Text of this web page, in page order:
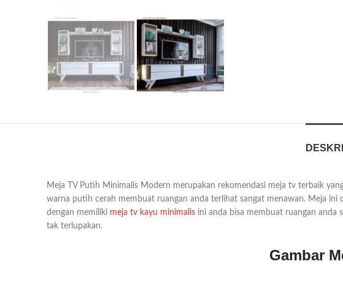
Meja TV Putih Minimalis Modern merupakan rekomendasi meja tv terbaik
warna putih cerah membuat ruangan anda terlihat sangat menawan. Meja
dengan memiliki meja tv kayu minimalis ini anda bisa membuat ruangan anda
tak terlupakan.
Gambar